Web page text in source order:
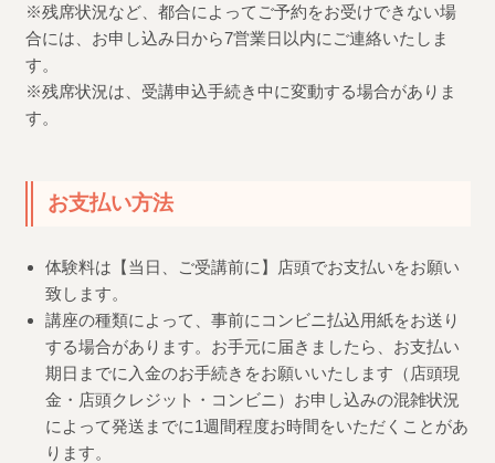
※残席状況など、都合によってご予約をお受けできない場
合には、お申し込み日から7営業日以内にご連絡いたしま
す。
※残席状況は、受講申込手続き中に変動する場合がありま
す。
お支払い方法
体験料は【当日、ご受講前に】店頭でお支払いをお願い
致します。
講座の種類によって、事前にコンビニ払込用紙をお送り
する場合があります。お手元に届きましたら、お支払い
期日までに入金のお手続きをお願いいたします（店頭現
金・店頭クレジット・コンビニ）お申し込みの混雑状況
によって発送までに1週間程度お時間をいただくことがあ
ります。